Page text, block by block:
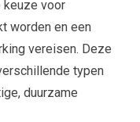
voor
worden en een
vereisen. Deze
typen
duurzame